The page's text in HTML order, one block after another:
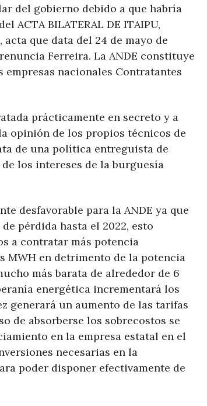
del gobierno debido a que habría
ACTA BILATERAL DE ITAIPU,
que data del 24 de mayo de
Ferreira. La ANDE constituye
empresas nacionales Contratantes
prácticamente en secreto y a
opinión de los propios técnicos de
de una política entreguista de
los intereses de la burguesía
desfavorable para la ANDE ya que
pérdida hasta el 2022, esto
a contratar más potencia
MWH en detrimento de la potencia
más barata de alrededor de 6
energética incrementará los
generará un aumento de las tarifas
de absorberse los sobrecostos se
en la empresa estatal en el
necesarias en la
poder disponer efectivamente de